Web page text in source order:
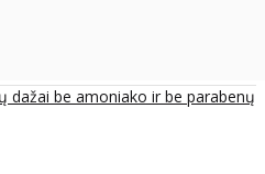
dažai be amoniako ir be parabenų